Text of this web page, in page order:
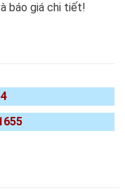
báo giá chi tiết!